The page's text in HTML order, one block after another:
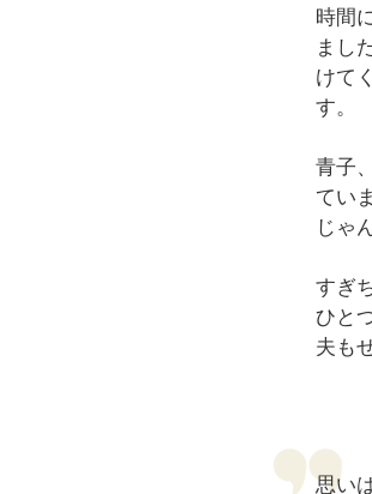
時間
まし
けて
す。
青子
てい
じゃ
すぎ
ひと
夫も
思い